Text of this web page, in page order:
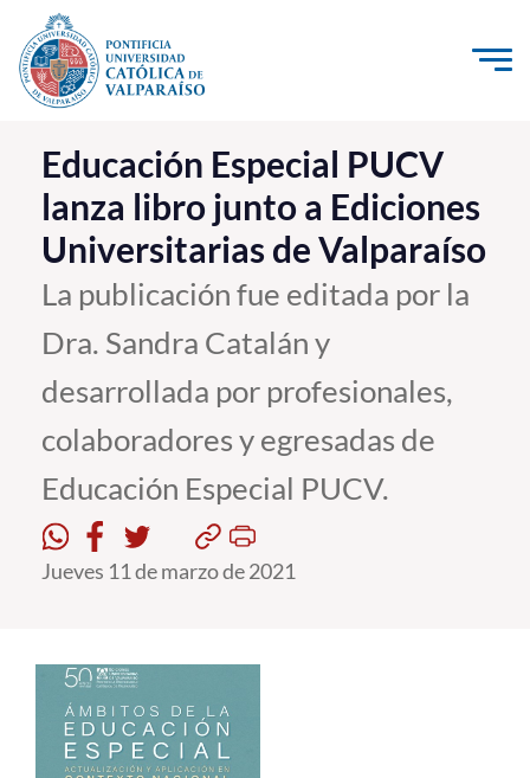
Click acá para ir directamente al contenido
La Universidad
Investigación, Creación e Innovación
PUCV Internacional
Vinculación con el Medio
Admisión
Pregrado
Formación Continua
Funcionarios
Alumni
Educación Especial PUCV
lanza libro junto a Ediciones
Universitarias de Valparaíso
La publicación fue editada por la
Dra. Sandra Catalán y
desarrollada por profesionales,
colaboradores y egresadas de
Educación Especial PUCV.
Jueves 11 de marzo de 2021